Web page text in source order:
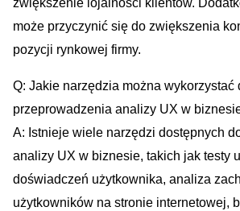
może przyczynić⁣ się do zwiększenia‍
pozycji ⁢rynkowej firmy.
Q: Jakie narzędzia można ⁢wykorzystać
przeprowadzenia analizy UX w
A: Istnieje ⁣wiele narzędzi dostępnych
analizy UX w biznesie, takich jak testy
doświadczeń użytkownika, analiza
użytkowników na stronie internetowej,